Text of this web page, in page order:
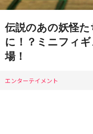
伝説のあの妖怪
に！？ミニフィ
場！
エンターテイメント